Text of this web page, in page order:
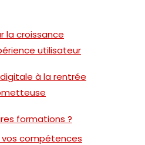
la croissance
utilisateur
à la rentrée
formations ?
vos compétences